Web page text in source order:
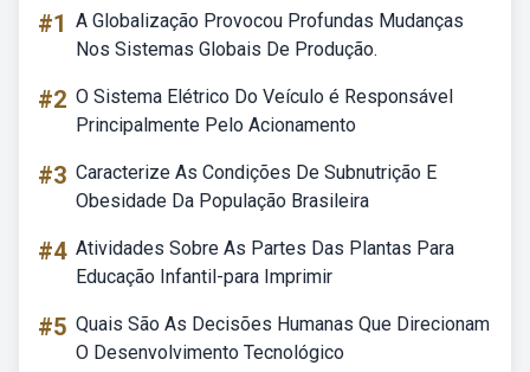
#1 A Globalização Provocou Profundas Mudanças
Nos Sistemas Globais De Produção.
#2 O Sistema Elétrico Do Veículo é Responsável
Principalmente Pelo Acionamento
#3 Caracterize As Condições De Subnutrição E
Obesidade Da População Brasileira
#4 Atividades Sobre As Partes Das Plantas Para
Educação Infantil-para Imprimir
#5 Quais São As Decisões Humanas Que Direcionam
O Desenvolvimento Tecnológico